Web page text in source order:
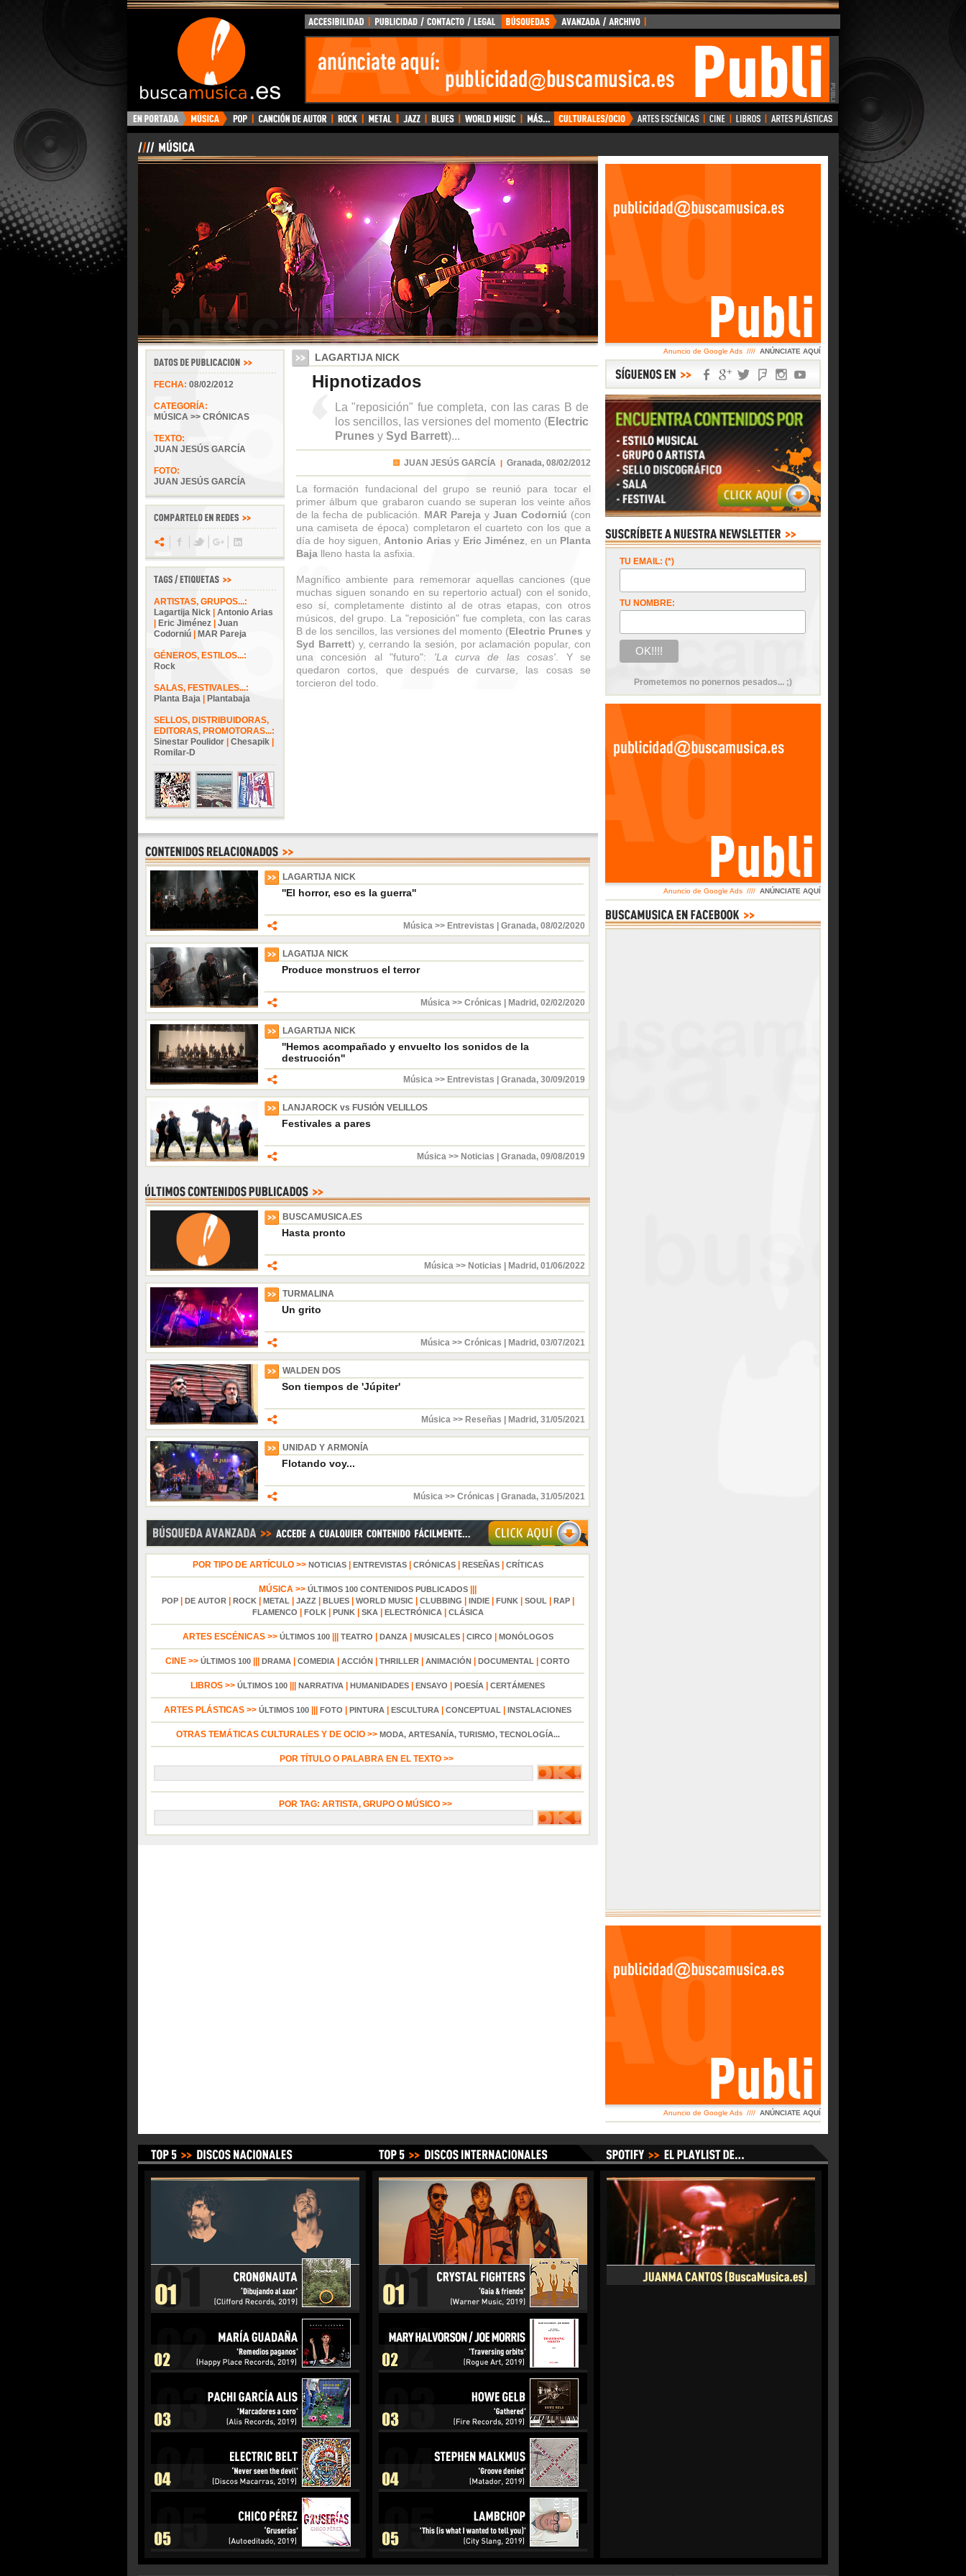
BuscaMusica.es
FECHA: 08/02/2012
CATEGORÍA:
MÚSICA >> CRÓNICAS
TEXTO:
JUAN JESÚS GARCÍA
FOTO:
JUAN JESÚS GARCÍA
ARTISTAS, GRUPOS...:
Lagartija Nick
Antonio Arias
Eric Jiménez
Juan
Codorniú
MAR Pareja
GÉNEROS, ESTILOS...:
Rock
SALAS, FESTIVALES...:
Planta Baja
Plantabaja
SELLOS, DISTRIBUIDORAS,
EDITORAS, PROMOTORAS...:
Sinestar Poulidor
Chesapik
Romilar-D
LAGARTIJA NICK
Hipnotizados
La "reposición" fue completa, con las caras B de
los sencillos, las versiones del momento (Electric
Prunes y Syd Barrett)...
JUAN JESÚS GARCÍA | Granada, 08/02/2012
La formación fundacional del grupo se reunió para tocar el
primer álbum que grabaron cuando se superan los veinte años
de la fecha de publicación. MAR Pareja y Juan Codorniú (con
una camiseta de época) completaron el cuarteto con los que a
día de hoy siguen, Antonio Arias y Eric Jiménez , en un Planta
Baja lleno hasta la asfixia.
Magnífico ambiente para rememorar aquellas canciones (que
muchas siguen sonando en su repertorio actual) con el sonido,
eso sí, completamente distinto al de otras etapas, con otros
músicos, del grupo. La "reposición" fue completa, con las caras
B de los sencillos, las versiones del momento (Electric Prunes y
Syd Barrett) y, cerrando la sesión, por aclamación popular, con
una concesión al "futuro": 'La curva de las cosas' . Y se
quedaron cortos, que después de curvarse, las cosas se
torcieron del todo.
LAGARTIJA NICK
''El horror, eso es la guerra''
Música >> Entrevistas Granada, 08/02/2020
LAGATIJA NICK
Produce monstruos el terror
Música >> Crónicas Madrid , 02/02/2020
LAGARTIJA NICK
''Hemos acompañado y envuelto los sonidos de la
destrucción''
Música >> Entrevistas Granada, 30/09/2019
LANJAROCK vs FUSIÓN VELILLOS
Festivales a pares
Música >> Noticias Granada, 09/08/2019
BUSCAMUSICA.ES
Hasta pronto
Música >> Noticias Madrid , 01/06/2022
TURMALINA
Un grito
Música >> Crónicas Madrid , 03/07/2021
WALDEN DOS
Son tiempos de 'Júpiter'
Música >> Reseñas Madrid , 31/05/2021
UNIDAD Y ARMONÍA
Flotando voy...
Música >> Crónicas Granada, 31/05/2021
POR TIPO DE ARTÍCULO >> NOTICIAS| ENTREVISTAS| CRÓNICAS| RESEÑAS| CRÍTICAS
MÚSICA >> ÚLTIMOS 100 CONTENIDOS PUBLICADOS
POP| DE AUTOR| ROCK| METAL| JAZZ| BLUES| WORLD MUSIC| CLUBBING INDIE| FUNK| SOUL| RAP|
FLAMENCO FOLK| PUNK| SKA| ELECTRÓNICA| CLÁSICA
ARTES ESCÉNICAS >> ÚLTIMOS 100||| TEATRO DANZA| MUSICALES| CIRCO MONÓLOGOS
CINE >> ÚLTIMOS 100 DRAMA COMEDIA ACCIÓN THRILLER ANIMACIÓN DOCUMENTAL CORTO
LIBROS >> ÚLTIMOS 100 NARRATIVA HUMANIDADES ENSAYO POESÍA CERTÁMENES
ARTES PLÁSTICAS >> ÚLTIMOS 100 FOTO PINTURA ESCULTURA CONCEPTUAL INSTALACIONES
OTRAS TEMÁTICAS CULTURALES Y DE OCIO >> MODA, ARTESANÍA, TURISMO, TECNOLOGÍA...
POR TÍTULO O PALABRA EN EL TEXTO >>
POR TAG: ARTISTA, GRUPO O MÚSICO >>
Anuncio de Google Ads //// ANÚNCIATE AQUÍ
TU EMAIL: (*)
TU NOMBRE:
Prometemos no ponernos pesados... ;)
Anuncio de Google Ads //// ANÚNCIATE AQUÍ
Anuncio de Google Ads //// ANÚNCIATE AQUÍ